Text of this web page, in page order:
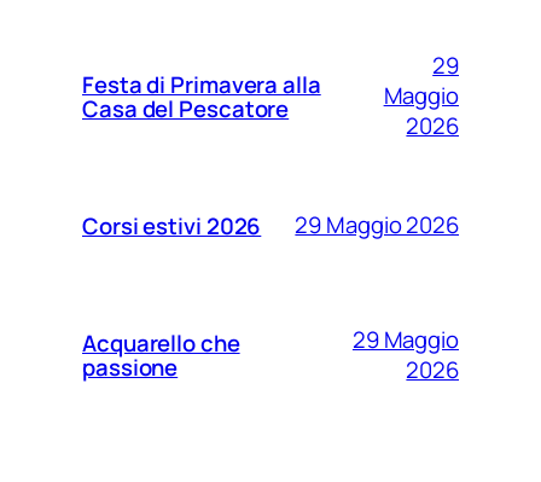
Festa di Primavera alla
Casa del Pescatore
29
Maggio
2026
Corsi estivi 2026 29 Maggio 2026
Acquarello che
passione
29 Maggio
2026